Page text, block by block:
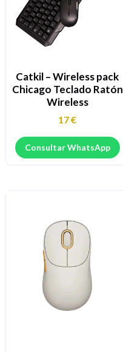
Catkil – Wireless pack
Chicago Teclado Ratón
Wireless
17€
Consultar WhatsApp